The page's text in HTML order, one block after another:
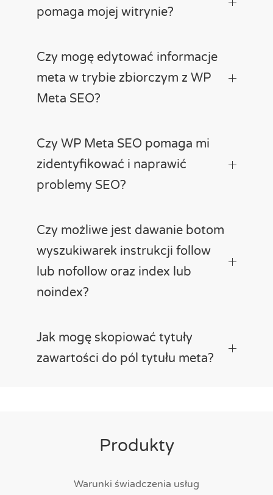
pomaga mojej witrynie?
Czy mogę edytować informacje
meta w trybie zbiorczym z WP
Meta SEO?
Czy WP Meta SEO pomaga mi
zidentyfikować i naprawić
problemy SEO?
Czy możliwe jest dawanie botom
wyszukiwarek instrukcji follow
lub nofollow oraz index lub
noindex?
Jak mogę skopiować tytuły
zawartości do pól tytułu meta?
Produkty
Warunki świadczenia usług